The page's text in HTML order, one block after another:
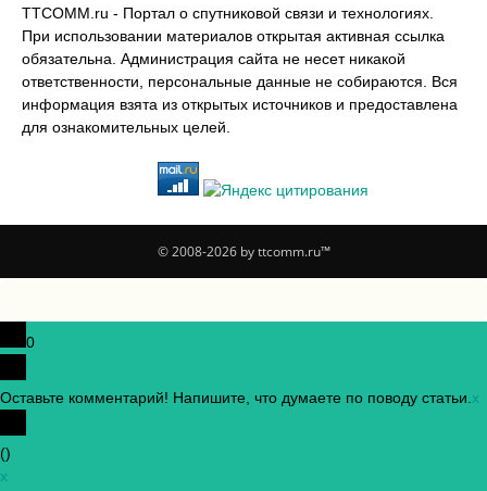
TTCOMM.ru - Портал о спутниковой связи и технологиях.
При использовании материалов открытая активная ссылка
обязательна. Администрация сайта не несет никакой
ответственности, персональные данные не собираются. Вся
информация взята из открытых источников и предоставлена
для ознакомительных целей.
© 2008-2026 by ttcomm.ru™
0
Оставьте комментарий! Напишите, что думаете по поводу статьи. x
()
x